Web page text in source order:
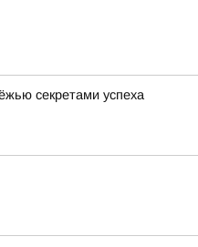
секретами успеха